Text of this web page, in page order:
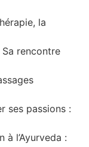
la
rencontre
ses passions :
à l’Ayurveda :